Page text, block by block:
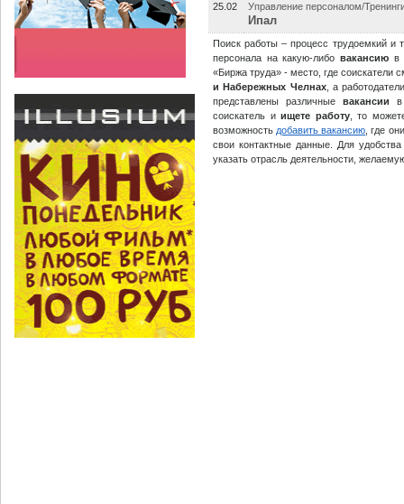
25.02
Управление персоналом/
Ипал
Поиск работы – процесс трудоемкий и
персонала на какую-либо вакансию в
«Биржа труда» - место, где соискатели
и Набережных Челнах, а
представлены различные вакансии
соискатель иищете работу, то
возможность добавить вакансию , где
свои контактные данные. Для
указать отрасль деятельности,